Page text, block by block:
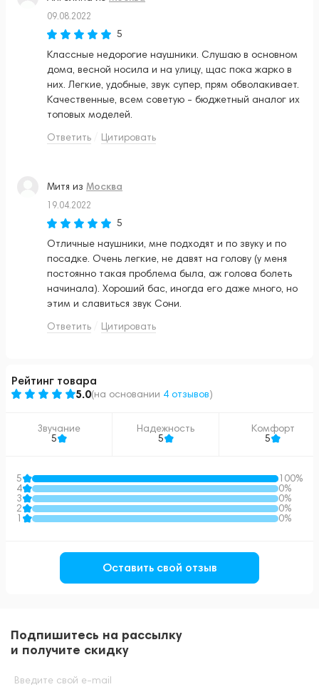
09.08.2022
5
Классные недорогие наушники. Слушаю в основном
дома, весной носила и на улицу, щас пока жарко в
них. Легкие, удобные, звук супер, прям обволакивает.
Качественные, всем советую - бюджетный аналог их
топовых моделей.
Ответить
Цитировать
Митя из Москва
19.04.2022
5
Отличные наушники, мне подходят и по звуку и по
посадке. Очень легкие, не давят на голову (у меня
постоянно такая проблема была, аж голова болеть
начинала). Хороший бас, иногда его даже много, но
этим и славиться звук Сони.
Ответить
Цитировать
Рейтинг товара
5.0(на основании 4 отзывов)
Звучание
5
Надежность
5
Комфорт
5
5
100%
4
0%
3
0%
2
0%
1
0%
Оставить свой отзыв
Подпишитесь на рассылку
и получите скидку
Введите свой e-mail